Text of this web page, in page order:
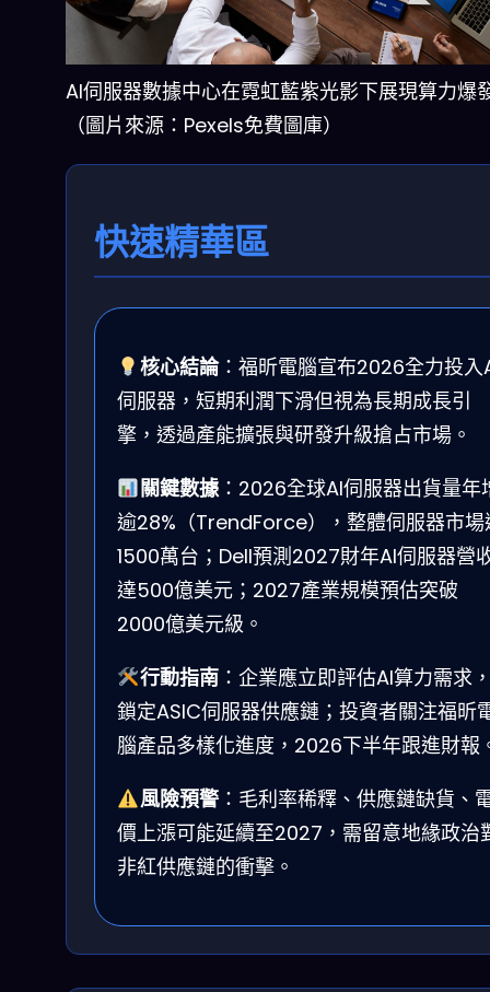
AI伺服器數據中心在霓虹藍紫光影下展現算力爆
（圖片來源：Pexels免費圖庫）
快速精華區
核心結論：福昕電腦宣布2026全力投入
伺服器，短期利潤下滑但視為長期成長引
擎，透過產能擴張與研發升級搶占市場。
關鍵數據：2026全球AI伺服器出貨量年
逾28%（TrendForce），整體伺服器市場
1500萬台；Dell預測2027財年AI伺服器營
達500億美元；2027產業規模預估突破
2000億美元級。
行動指南：企業應立即評估AI算力需求
鎖定ASIC伺服器供應鏈；投資者關注福昕
腦產品多樣化進度，2026下半年跟進財報
風險預警：毛利率稀釋、供應鏈缺貨、
價上漲可能延續至2027，需留意地緣政治
非紅供應鏈的衝擊。